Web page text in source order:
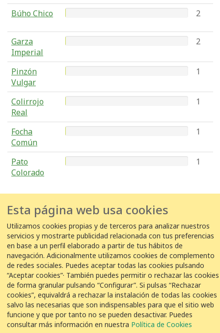
Búho Chico 2
Garza
Imperial
2
Pinzón
Vulgar
1
Colirrojo
Real
1
Focha
Común
1
Pato
Colorado
1
COLABORACIÓN
© VEOLIA Aviso legal Política de privacidad Política de Cookies
Esta página web usa cookies
Utilizamos cookies propias y de terceros para analizar nuestros
servicios y mostrarte publicidad relacionada con tus preferencias
en base a un perfil elaborado a partir de tus hábitos de
navegación. Adicionalmente utilizamos cookies de complemento
de redes sociales. Puedes aceptar todas las cookies pulsando
“Aceptar cookies”· También puedes permitir o rechazar las cookies
de forma granular pulsando “Configurar”. Si pulsas “Rechazar
cookies”, equivaldrá a rechazar la instalación de todas las cookies
salvo las necesarias que son indispensables para que el sitio web
funcione y que por tanto no se pueden desactivar. Puedes
consultar más información en nuestra Política de Cookies